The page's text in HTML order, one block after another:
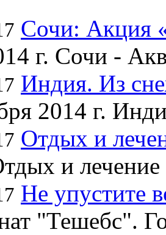
Сочи: Акция
г. Сочи -
Индия. Из
2014 г.
Отдых и
и лечение
Не упустите
"Тешебс".